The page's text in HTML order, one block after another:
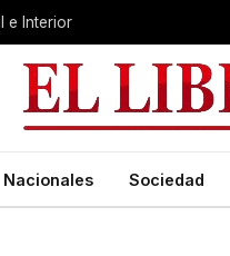
e Interior
Nacionales Sociedad